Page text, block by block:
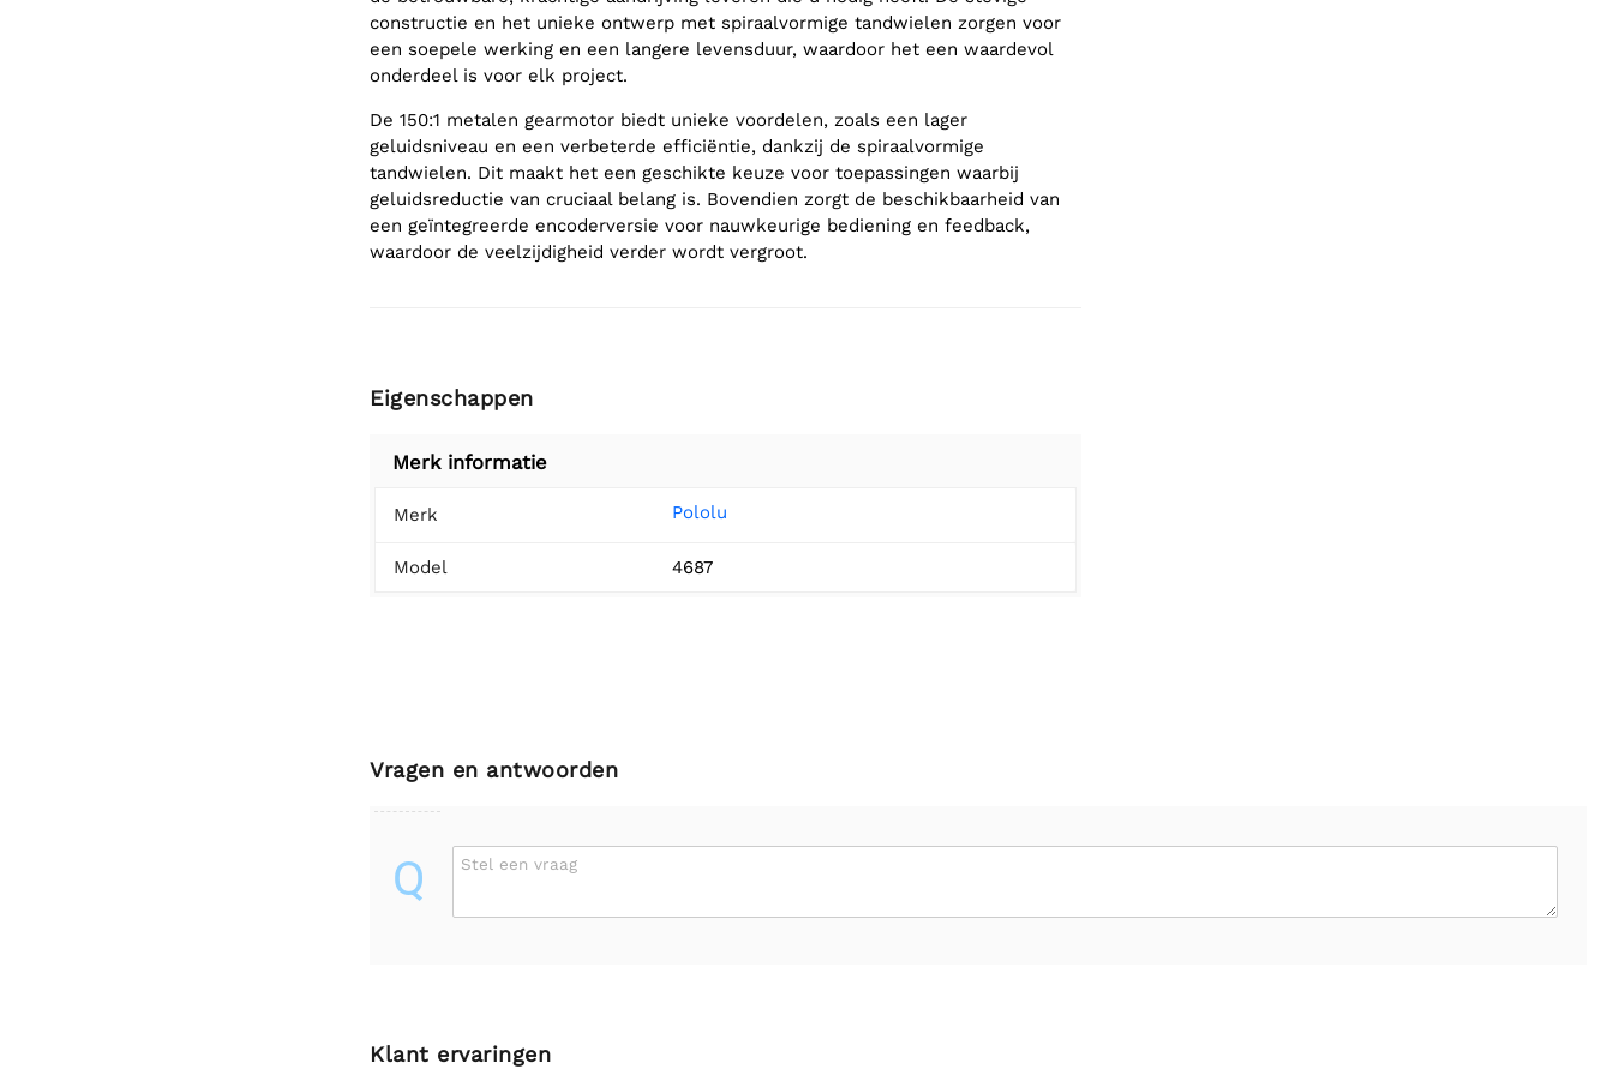
constructie en het unieke ontwerp met spiraalvormige tandwielen zorgen voor
een soepele werking en een langere levensduur, waardoor het een waardevol
onderdeel is voor elk project.
De 150:1 metalen gearmotor biedt unieke voordelen, zoals een lager
geluidsniveau en een verbeterde efficiëntie, dankzij de spiraalvormige
tandwielen. Dit maakt het een geschikte keuze voor toepassingen waarbij
geluidsreductie van cruciaal belang is. Bovendien zorgt de beschikbaarheid van
een geïntegreerde encoderversie voor nauwkeurige bediening en feedback,
waardoor de veelzijdigheid verder wordt vergroot.
Eigenschappen
Merk informatie
Merk Pololu
Model 4687
Vragen en antwoorden
Q Stel een vraag
Klant ervaringen